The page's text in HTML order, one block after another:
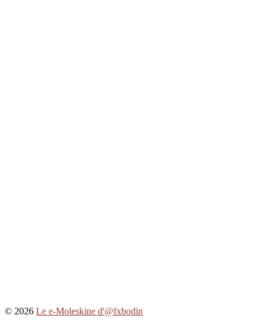
© 2026 Le e-Moleskine d'@fxbodin